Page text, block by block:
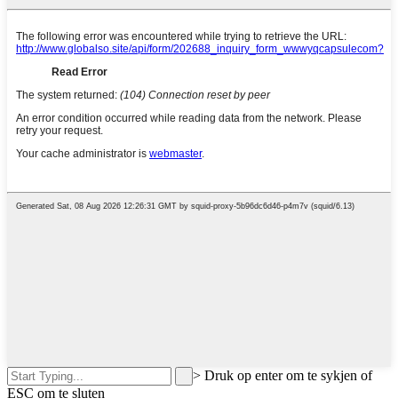
> Druk op enter om te sykjen of
ESC om te sluten